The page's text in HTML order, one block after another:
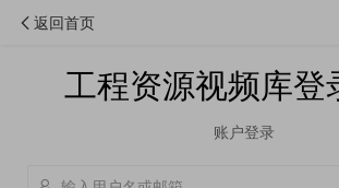
返回首页
工程资源视频库登
账户登录